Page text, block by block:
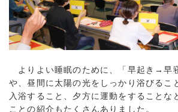
よりよい睡眠のために、「早起き→早
や、昼間に太陽の光をしっかり浴びるこ
入浴すること、夕方に運動をすることな
ことの紹介もたくさんありました。